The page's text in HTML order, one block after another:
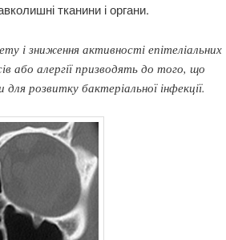
тканини і органи.
і зниження активності епітеліальних
або алергії призводять до того, що
розвитку бактеріальної інфекції.